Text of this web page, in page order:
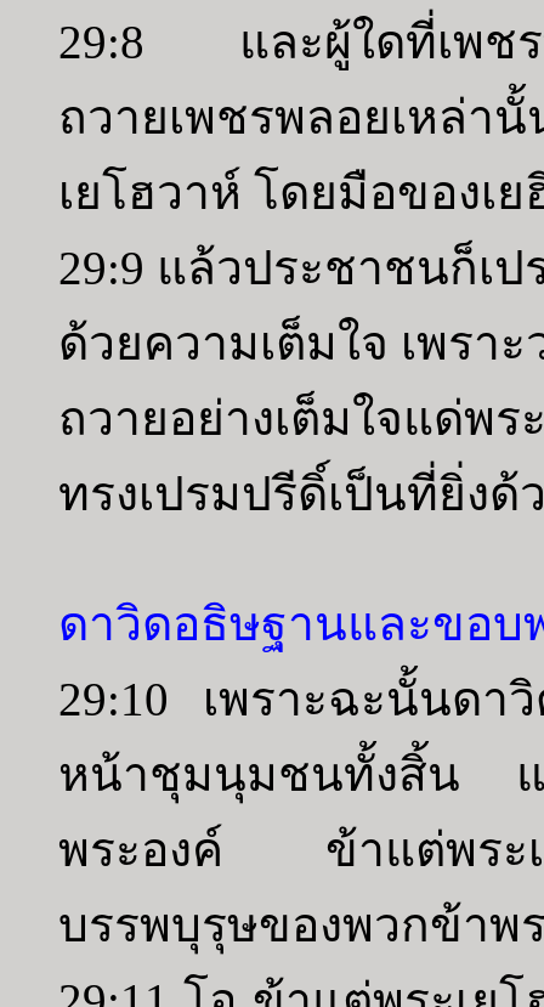
29:8 และผู้ใดที่เพชร
ถวายเพชรพลอยเหล่า
เยโฮวาห์ โดยมือของเ
29:9 แล้วประชาชนก็เป
ด้วยความเต็มใจ เพรา
ถวายอย่างเต็มใจแด่พ
ทรงเปรมปรีดิ์เป็นที่ยิ่งด้
ดาวิดอธิษฐานและขอบ
29:10 เพราะฉะนั้นดา
หน้าชุมนุมชนทั้งสิ้น แ
พระองค์ ข้าแต่พระเย
บรรพบุรุษของพวกข้าพ